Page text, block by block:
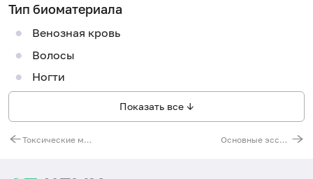
Тип биоматериала
Венозная кровь
Волосы
Ногти
Показать все ↓
Токсические микроэлементы (Cd, Hg, Pb) Основные эссенциальные (жизненно необходимые) и токсичные микроэлементы (13 показателей)